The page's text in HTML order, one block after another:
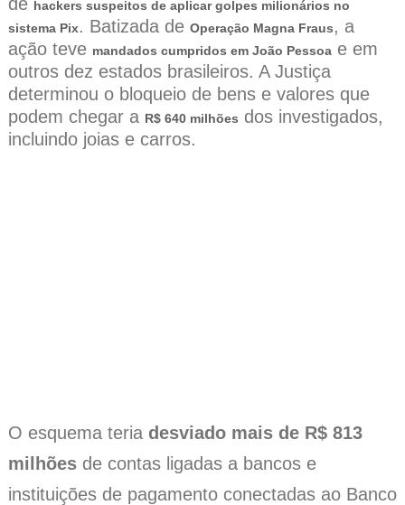
hackers suspeitos de aplicar golpes milionários no
sistema Pix. Batizada de Operação Magna Fraus, a
ação teve mandados cumpridos em João Pessoa e em
outros dez estados brasileiros. A Justiça
determinou o bloqueio de bens e valores que
podem chegar a R$ 640 milhões dos investigados,
incluindo joias e carros.
O esquema teria desviado mais de R$ 813
milhõesde contas ligadas a bancos e
instituições de pagamento conectadas ao Banco